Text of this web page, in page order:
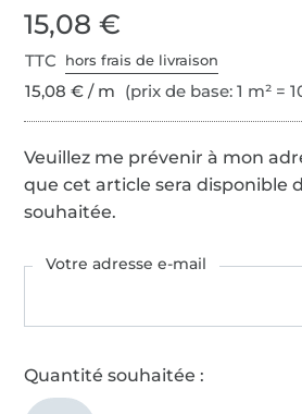
15,08 €
TTC hors frais de livraison
15,08 € / m (prix de base: 1 m² =
Veuillez me prévenir à mon
que cet article sera disponible
souhaitée.
Votre adresse e-mail
Quantité souhaitée :